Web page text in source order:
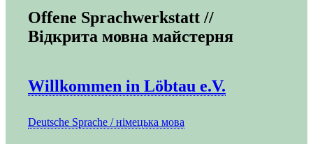
Offene Sprachwerkstatt //
Відкрита мовна майстерня
Willkommen in Löbtau e.V.
Deutsche Sprache / німецька мова